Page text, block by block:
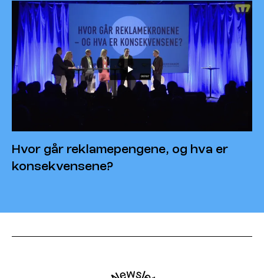
Hvor går reklamepengene, og hva er
konsekvensene?